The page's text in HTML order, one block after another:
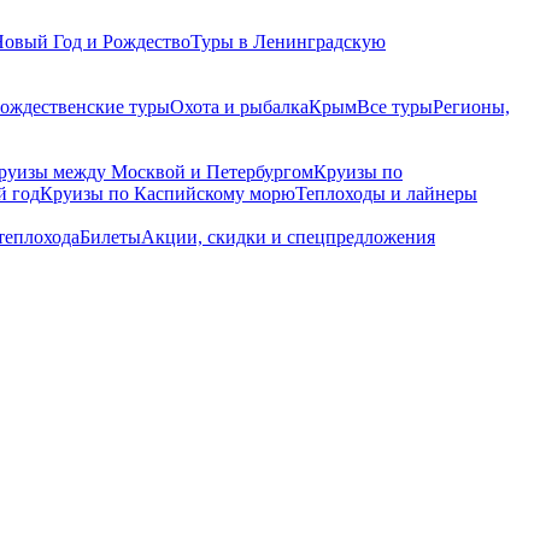
Год и РождествоТуры в Ленинградскую
турыОхота и рыбалкаКрымВсе турыРегионы,
между Москвой и ПетербургомКруизы по
годКруизы по Каспийскому морюТеплоходы и лайнеры
БилетыАкции, скидки и спецпредложения